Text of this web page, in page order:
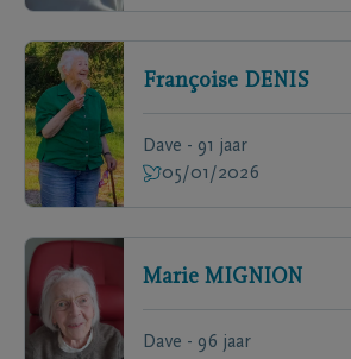
Françoise DENIS
Dave - 91 jaar
05/01/2026
Marie MIGNION
Dave - 96 jaar